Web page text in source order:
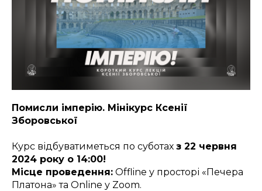
Помисли імперію. Мінікурс Ксенії
Зборовської
Курс відбуватиметься по суботах з 22 червня
2024 року о 14:00!
Місце проведення: Offline у просторі «Печера
Платона» та Online у Zoom.